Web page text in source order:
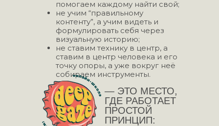
помогаем каждому найти свой;
не учим “правильному
контенту”, а учим видеть и
формулировать себя через
визуальную историю;
не ставим технику в центр, а
ставим в центр человека и его
точку опоры, а уже вокруг неё
собираем инструменты.
— ЭТО МЕСТО,
ГДЕ РАБОТАЕТ
ПРОСТОЙ
ПРИНЦИП: